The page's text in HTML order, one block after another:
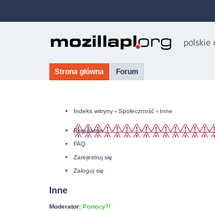
Strona główna Forum
Indeks witryny ‹ Społeczność ‹ Inne
Regulamin
FAQ
Zarejestruj się
Zaloguj się
Inne
Moderator: Pomocy?!